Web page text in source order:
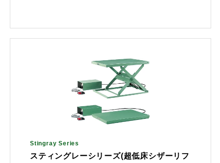
Stingray Series
スティングレーシリーズ(超低床シザーリフ